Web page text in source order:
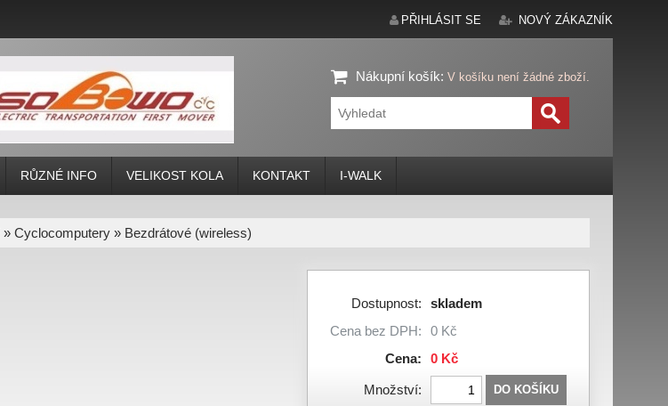
PŘIHLÁSIT SE NOVÝ ZÁKAZNÍK
Nákupní košík: V košíku není žádné zboží.
RŮZNÉ INFO VELIKOST KOLA KONTAKT I-WALK
» Cyclocomputery » Bezdrátové (wireless)
Dostupnost:
skladem
Cena bez DPH:
0 Kč
Cena:
0 Kč
Množství: DO KOŠÍKU